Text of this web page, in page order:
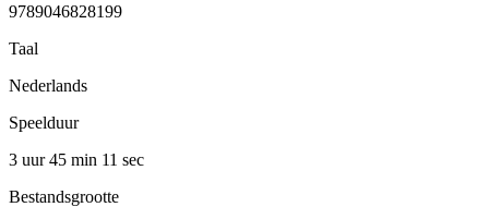
9789046828199
Taal
Nederlands
Speelduur
3 uur 45 min 11 sec
Bestandsgrootte